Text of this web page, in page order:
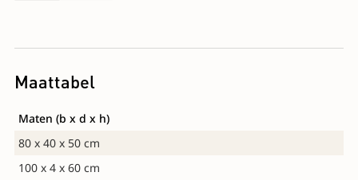
Maattabel
Maten (b x d x h)
80 x 40 x 50 cm
100 x 4 x 60 cm